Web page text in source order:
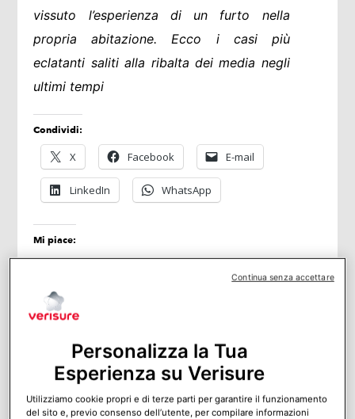
vissuto l’esperienza di un furto nella
propria abitazione. Ecco i casi più
eclatanti saliti alla ribalta dei media negli
ultimi tempi
Condividi:
X Facebook E-mail
LinkedIn WhatsApp
Mi piace:
cartelli dissuasori di Verisure
indicano ai ladri che la casa è protetta
e che, in caso di intrusione, la loro
Personalizza la Tua
Esperienza su Verisure
Utilizziamo cookie propri e di terze parti per garantire il funzionamento
del sito e, previo consenso dell’utente, per compilare informazioni
Continua senza accettare